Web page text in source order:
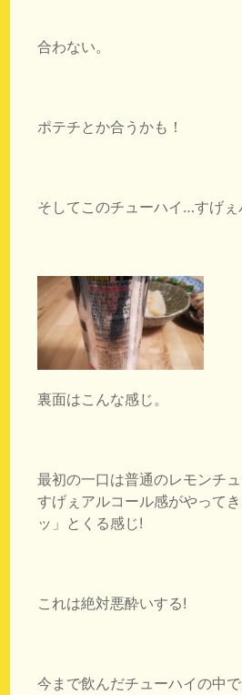
合わない。
ポテチとか合うかも！
そしてこのチューハイ…すげぇ
裏面はこんな感じ。
最初の一口は普通のレモンチ
すげぇアルコール感がやって
ッ」とくる感じ!
これは絶対悪酔いする!
今まで飲んだチューハイの中